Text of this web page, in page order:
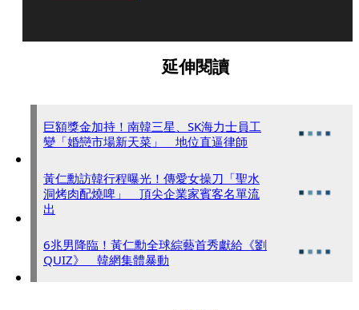
延伸閱讀
巨額獎金加持！南韓三星、SK海力士員工
變「婚戀市場新天菜」 地位直逼律師
黃仁勳訪韓行程曝光！傳愛女操刀「聖水
洞烤肉配燒啤」 頂尖企業家賓客名單流
出
6兆男降臨！黃仁勳全球綜藝首秀獻給《劉
QUIZ》 韓網集體暴動